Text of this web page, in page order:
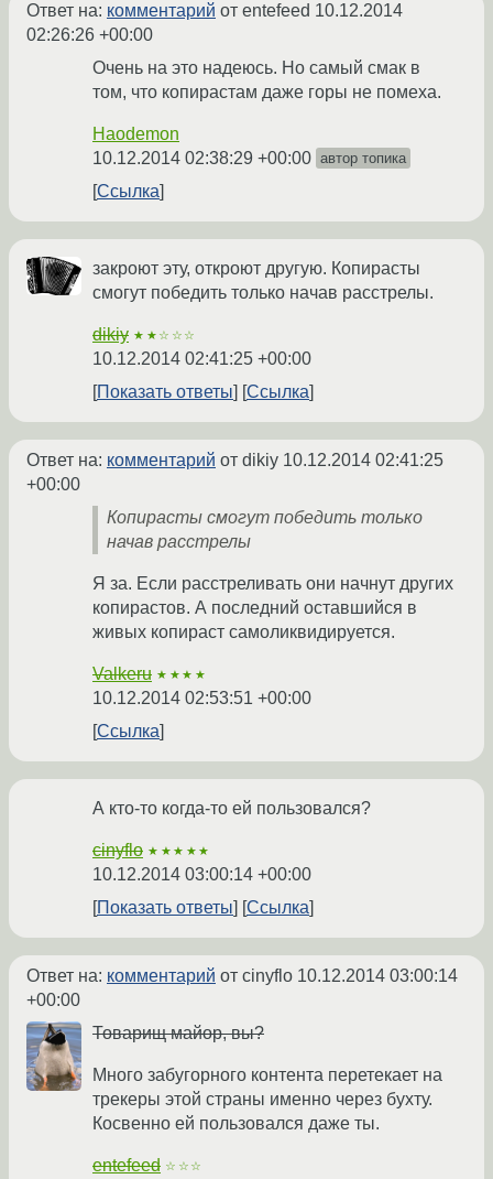
Ответ на: комментарий от entefeed 10.12.2014
02:26:26 +00:00
Очень на это надеюсь. Но самый смак в
том, что копирастам даже горы не помеха.
Haodemon
10.12.2014 02:38:29 +00:00 автор топика
Ссылка
закроют эту, откроют другую. Копирасты
смогут победить только начав расстрелы.
dikiy ★★☆☆☆
10.12.2014 02:41:25 +00:00
Показать ответы
Ссылка
Ответ на: комментарий от dikiy 10.12.2014 02:41:25
+00:00
Копирасты смогут победить только
начав расстрелы
Я за. Если расстреливать они начнут других
копирастов. А последний оставшийся в
живых копираст самоликвидируется.
Valkeru ★★★★
10.12.2014 02:53:51 +00:00
Ссылка
А кто-то когда-то ей пользовался?
cinyflo ★★★★★
10.12.2014 03:00:14 +00:00
Показать ответы
Ссылка
Ответ на: комментарий от cinyflo 10.12.2014 03:00:14
+00:00
Товарищ майор, вы?
Много забугорного контента перетекает на
трекеры этой страны именно через бухту.
Косвенно ей пользовался даже ты.
entefeed ☆☆☆